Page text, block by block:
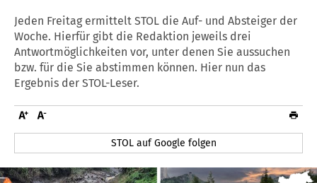
Jeden Freitag ermittelt STOL die Auf- und Absteiger der
Woche. Hierfür gibt die Redaktion jeweils drei
Antwortmöglichkeiten vor, unter denen Sie aussuchen
bzw. für die Sie abstimmen können. Hier nun das
Ergebnis der STOL-Leser.
STOL auf Google folgen